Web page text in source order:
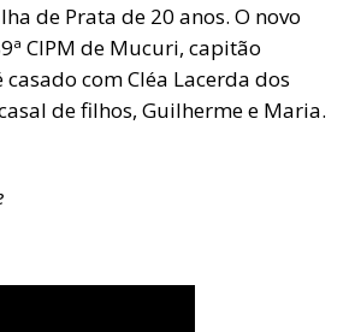
de Prata de 20 anos. O novo
CIPM de Mucuri, capitão
casado com Cléa Lacerda dos
de filhos, Guilherme e Maria.